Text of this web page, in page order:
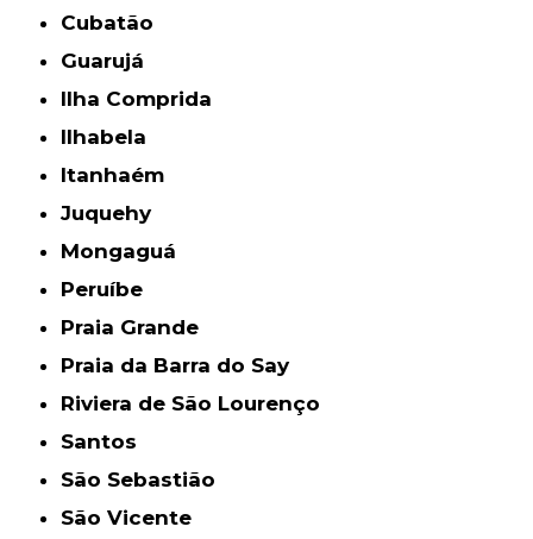
Cubatão
Guarujá
Ilha Comprida
Ilhabela
Itanhaém
Juquehy
Mongaguá
Peruíbe
Praia Grande
Praia da Barra do Say
Riviera de São Lourenço
Santos
São Sebastião
São Vicente